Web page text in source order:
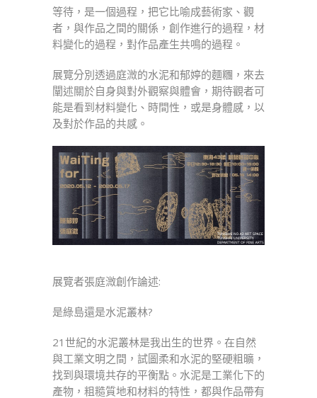
等待，是一個過程，把它比喻成藝術家、觀
者，與作品之間的關係，創作進行的過程，材
料變化的過程，對作品產生共鳴的過程。
展覽分別透過庭溦的水泥和郁婷的麵糰，來去
闡述關於自身與對外觀察與體會，期待觀者可
能是看到材料變化、時間性，或是身體感，以
及對於作品的共感。
展覽者張庭溦創作論述:
是綠島還是水泥叢林?
21世紀的水泥叢林是我出生的世界。在自然
與工業文明之間，試圖柔和水泥的堅硬粗曠，
找到與環境共存的平衡點。水泥是工業化下的
產物，粗糙質地和材料的特性，都與作品帶有